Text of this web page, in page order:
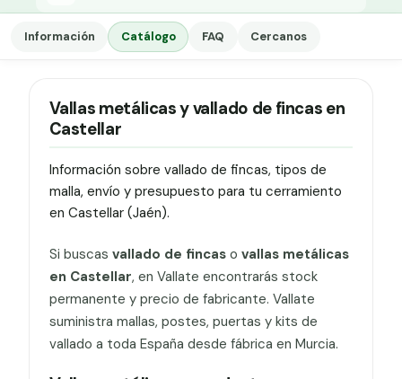
Información Catálogo FAQ Cercanos
Vallas metálicas y vallado de fincas en
Castellar
Información sobre vallado de fincas, tipos de
malla, envío y presupuesto para tu cerramiento
en Castellar (Jaén).
Si buscas vallado de fincaso vallas metálicas
en Castellar, en Vallate encontrarás stock
permanente y precio de fabricante. Vallate
suministra mallas, postes, puertas y kits de
vallado a toda España desde fábrica en Murcia.